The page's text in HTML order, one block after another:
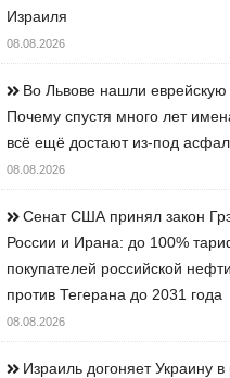
Израиля
08.08.2026
Во Львове нашли еврейскую
Почему спустя много лет
всё ещё достают из-под
08.08.2026
Сенат США принял закон
России и Ирана: до 100%
покупателей российской
против Тегерана до 2031 года
08.08.2026
Израиль догоняет Украину в